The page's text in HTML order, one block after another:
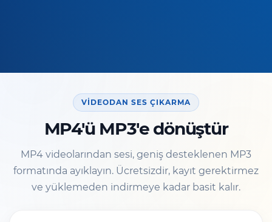
VIDEODAN SES ÇIKARMA
MP4'ü MP3'e dönüştür
MP4 videolarından sesi, geniş desteklenen MP3
formatında ayıklayın. Ücretsizdir, kayıt gerektirmez
ve yüklemeden indirmeye kadar basit kalır.